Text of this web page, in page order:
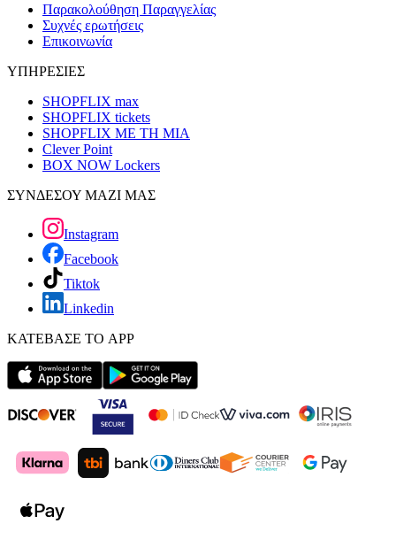
Παρακολούθηση Παραγγελίας
Συχνές ερωτήσεις
Επικοινωνία
ΥΠΗΡΕΣΙΕΣ
SHOPFLIX max
SHOPFLIX tickets
SHOPFLIX ΜΕ ΤΗ ΜΙΑ
Clever Point
BOX NOW Lockers
ΣΥΝΔΕΣΟΥ ΜΑΖΙ ΜΑΣ
Instagram
Facebook
Tiktok
Linkedin
ΚΑΤΕΒΑΣΕ ΤΟ APP